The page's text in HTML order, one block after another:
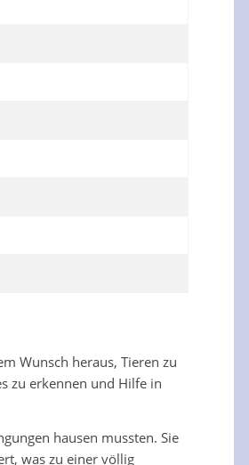
Wunsch heraus, Tieren zu
zu erkennen und Hilfe in
hausen mussten. Sie
was zu einer völlig